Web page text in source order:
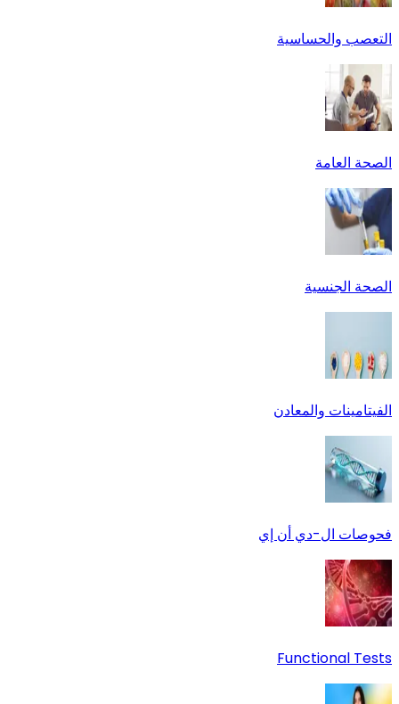
التعصب والحساسية
الصحة العامة
الصحة الجنسية
الفيتامينات والمعادن
فحوصات ال-دي أن إي
Functional Tests